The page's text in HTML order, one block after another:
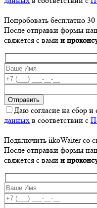
Попробовать бесплатно
После отправки формы
свяжется с вами и
Даю согласие на сбор и
данных в соответствии с
Подключить iikoWaiter со
После отправки формы
свяжется с вами и